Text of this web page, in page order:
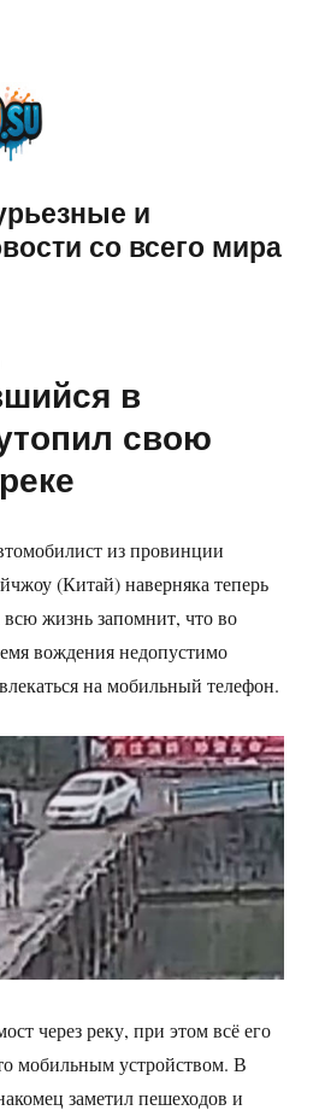
и
со всего мира
в
свою
из провинции
(Китай) наверняка теперь
всю жизнь запомнит, что во
вождения недопустимо
на мобильный телефон.
через реку, при этом всё его
мобильным устройством. В
заметил пешеходов и